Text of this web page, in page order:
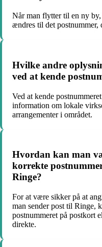
Når man flytter til en ny
ændres til det
Hvilke andre
ved at kende
Ved at kende
information om lokale
arrangementer i området.
Hvordan kan man
korrekte
Ringe?
For at være sikker på at
man sender post til Ringe,
postnummeret på postkort
direkte.